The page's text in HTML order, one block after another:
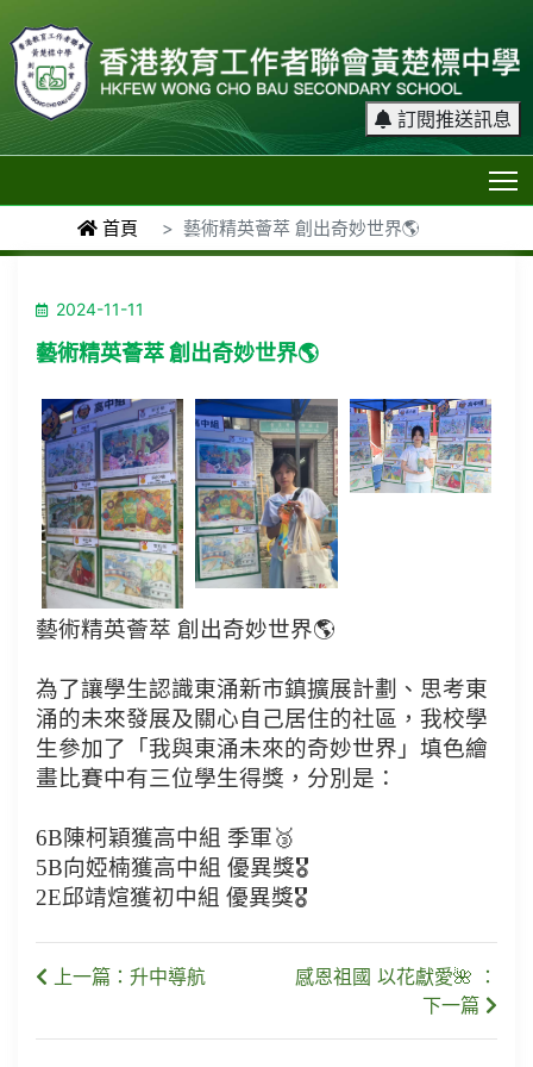
訂閱推送訊息
首頁 藝術精英薈萃 創出奇妙世界🌎
2024-11-11
藝術精英薈萃 創出奇妙世界🌎
藝術精英薈萃 創出奇妙世界🌎
為了讓學生認識東涌新市鎮擴展計劃、思考東
涌的未來發展及關心自己居住的社區，我校學
生參加了「我與東涌未來的奇妙世界」填色繪
畫比賽中有三位學生得獎，分別是：
6B陳柯穎獲高中組 季軍🥉
5B向婭楠獲高中組 優異獎🎖
2E邱靖煊獲初中組 優異獎🎖
上一篇：升中導航
感恩祖國 以花獻愛🌺 ：
下一篇